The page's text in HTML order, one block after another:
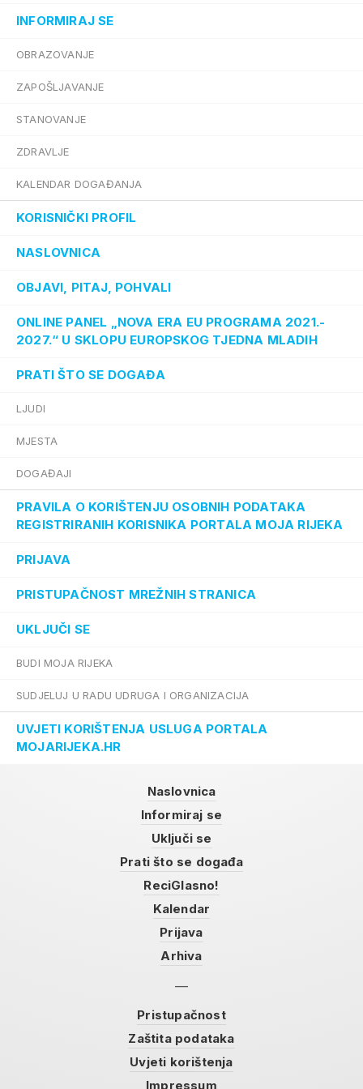
INFORMIRAJ SE
OBRAZOVANJE
ZAPOŠLJAVANJE
STANOVANJE
ZDRAVLJE
KALENDAR DOGAĐANJA
KORISNIČKI PROFIL
NASLOVNICA
OBJAVI, PITAJ, POHVALI
ONLINE PANEL „NOVA ERA EU PROGRAMA 2021.-
2027.“ U SKLOPU EUROPSKOG TJEDNA MLADIH
PRATI ŠTO SE DOGAĐA
LJUDI
MJESTA
DOGAĐAJI
PRAVILA O KORIŠTENJU OSOBNIH PODATAKA
REGISTRIRANIH KORISNIKA PORTALA MOJA RIJEKA
PRIJAVA
PRISTUPAČNOST MREŽNIH STRANICA
UKLJUČI SE
BUDI MOJA RIJEKA
SUDJELUJ U RADU UDRUGA I ORGANIZACIJA
UVJETI KORIŠTENJA USLUGA PORTALA
MOJARIJEKA.HR
Naslovnica
Informiraj se
Uključi se
Prati što se događa
ReciGlasno!
Kalendar
Prijava
Arhiva
Pristupačnost
Zaštita podataka
Uvjeti korištenja
Impressum